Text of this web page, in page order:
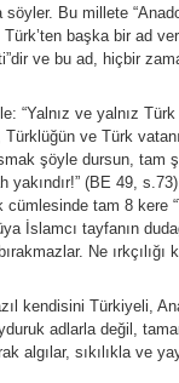
Bu millete
başka bir ad
ve bu ad, hiçbir
“Yalnız ve yalnız
Türklüğün ve Türk
şöyle dursun, tam
yakındır!” (BE 49, s.73)
cümlesinde tam 8
İslamcı tayfanın
Ne ırkçılığı
kendisini Türkiyeli,
adlarla değil,
algılar, sıkılıkla ve